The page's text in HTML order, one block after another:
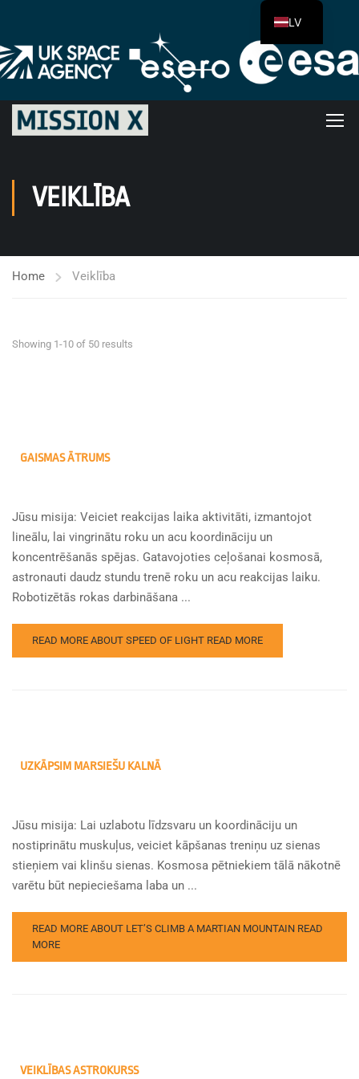
VEIKLĪBA
Home Veiklība
Showing 1-10 of 50 results
GAISMAS ĀTRUMS
Jūsu misija: Veiciet reakcijas laika aktivitāti, izmantojot
lineālu, lai vingrinātu roku un acu koordināciju un
koncentrēšanās spējas. Gatavojoties ceļošanai kosmosā,
astronauti daudz stundu trenē roku un acu reakcijas laiku.
Robotizētās rokas darbināšana ...
READ MORE ABOUT SPEED OF LIGHT READ MORE
UZKĀPSIM MARSIEŠU KALNĀ
Jūsu misija: Lai uzlabotu līdzsvaru un koordināciju un
nostiprinātu muskuļus, veiciet kāpšanas treniņu uz sienas
stieņiem vai klinšu sienas. Kosmosa pētniekiem tālā nākotnē
varētu būt nepieciešama laba un ...
READ MORE ABOUT LET’S CLIMB A MARTIAN MOUNTAIN READ
MORE
VEIKLĪBAS ASTROKURSS
LV